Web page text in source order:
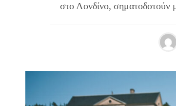
στο Λονδίνο, σηματοδοτούν